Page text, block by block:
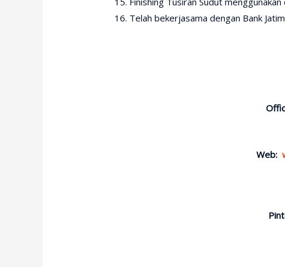
Telah bekerjasama dengan Bank
Web: